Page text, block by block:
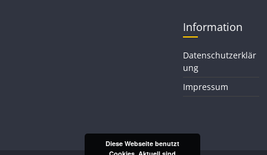
Information
Datenschutzerklär
ung
Impressum
Diese Webseite benutzt